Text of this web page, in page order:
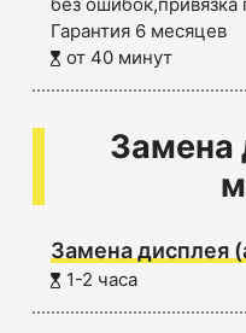
Гарантия 6 месяцев
от 40 минут
Замена
Замена дисплея
1-2 часа